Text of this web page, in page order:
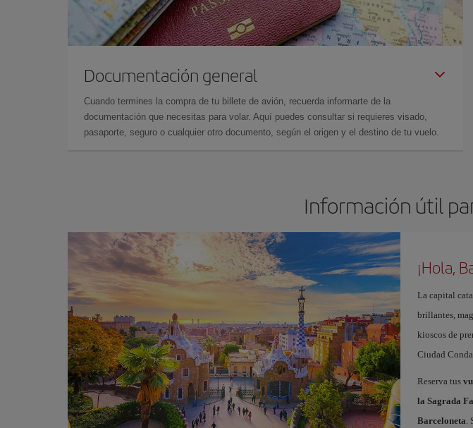
Documentación general
Cuando termines la compra de tu billete de avión, recuerda informarte de la
documentación que necesitas para volar. Aquí puedes consultar si requieres visado,
pasaporte, seguro o cualquier otro documento, según el origen y el destino de tu vuelo.
Información útil
¡Hola,
La capital
brillantes,
kioscos de
Ciudad
Reserva tus
la Sagrada
Barceloneta.